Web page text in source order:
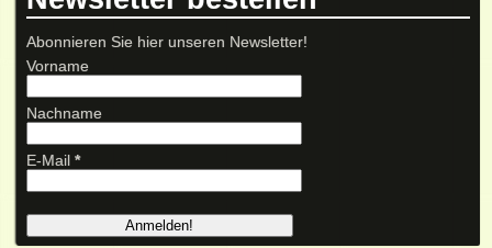
Abonnieren Sie hier unseren Newsletter!
Vorname
Nachname
E-Mail *